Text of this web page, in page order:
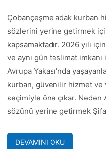
Çobançeşme adak kurban
sözlerini yerine getirmek
kapsamaktadır. 2026 yılı
ve aynı gün teslimat
Avrupa Yakası’nda
kurban, güvenilir hizmet
seçimiyle öne çıkar. Neden
sözünü yerine getirmek
DEVAMINI OKU